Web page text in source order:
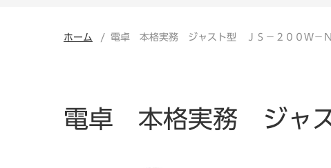
ホーム 電卓 本格実務 ジャスト型 ＪＳ－２００Ｗ－Ｎ
電卓 本格実務 ジャ